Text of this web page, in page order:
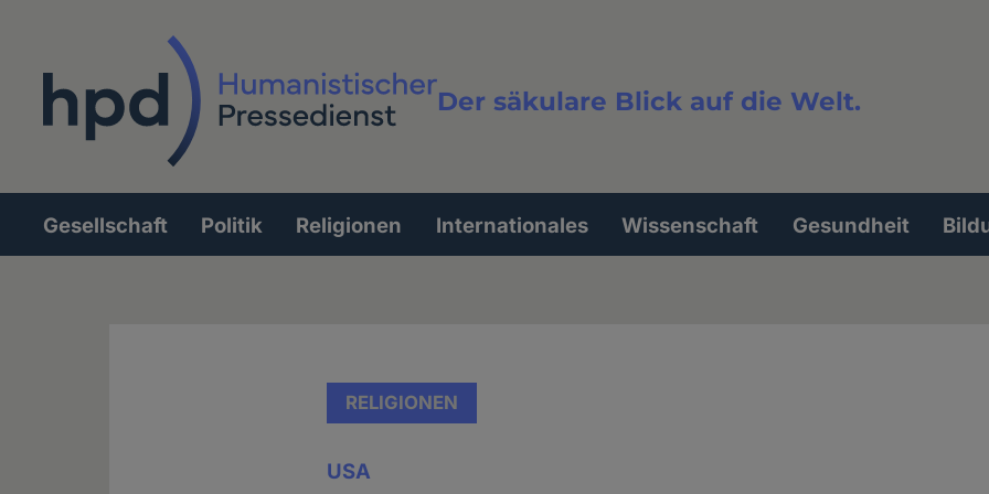
Der säkulare Blick auf die Welt.
Volltextsuche
Hauptnavigation
Gesellschaft Politik Religionen Internationales Wissenschaft Gesundheit
RELIGIONEN
USA